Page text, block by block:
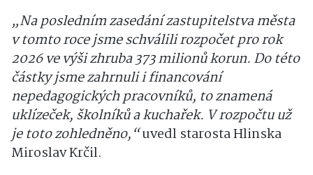
„Na posledním zasedání zastupitelstva města
v tomto roce jsme schválili rozpočet pro rok
2026 ve výši zhruba 373 milionů korun. Do této
částky jsme zahrnuli i financování
nepedagogických pracovníků, to znamená
uklízeček, školníků a kuchařek. V rozpočtu už
je toto zohledněno,“uvedl starosta Hlinska
Miroslav Krčil.